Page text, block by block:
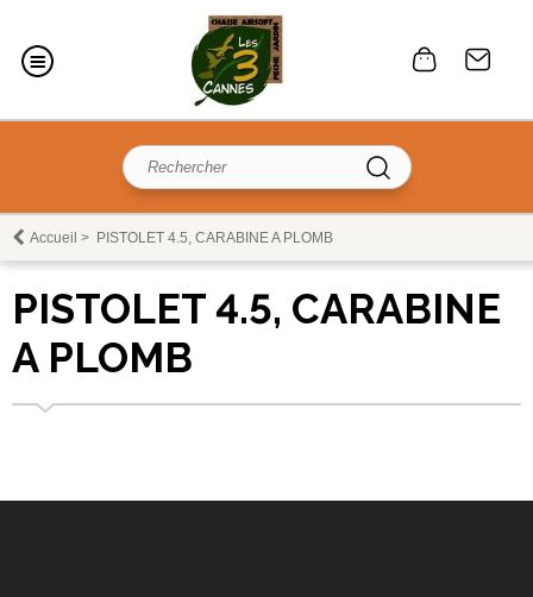
Accueil > PISTOLET 4.5, CARABINE A PLOMB
PISTOLET 4.5, CARABINE
A PLOMB